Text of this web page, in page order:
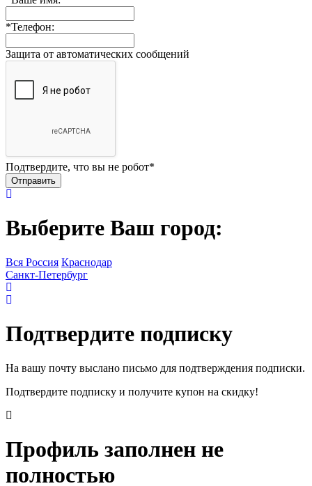
*Телефон:
Защита от автоматических сообщений
Подтвердите, что вы не робот*
Выберите Ваш город:
Вся Россия Краснодар
Санкт-Петербург
Подтвердите подписку
На вашу почту выслано письмо для подтверждения подписки.
Подтвердите подписку и получите купон на скидку!
Профиль заполнен не
полностью